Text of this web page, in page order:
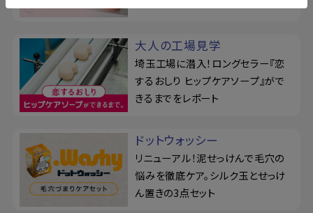
大人の工場見学
埼玉工場に潜入！ロングセラー『恋
するおしり ヒップケアソープ』がで
きるまでをレポート
ドットウォッシー
リニューアル！泥せっけんで毛穴の
悩みを徹底ケア。シルク玉とせっけ
ん置きの3点セット